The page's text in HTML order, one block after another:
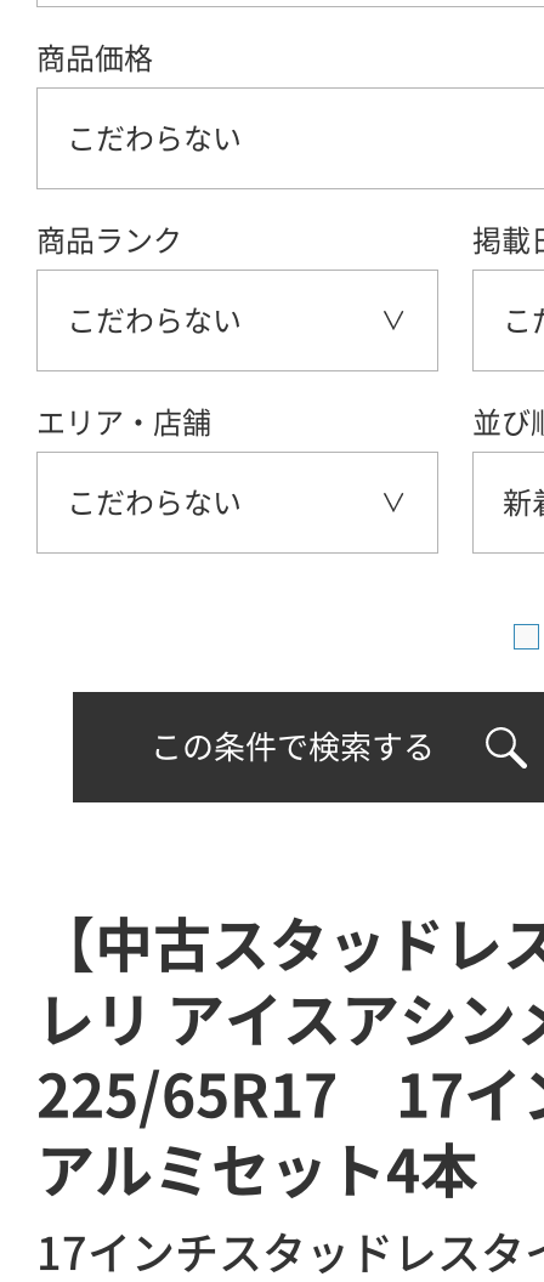
商品価格
こだわらない
商品ランク
こだわらない
掲載
こ
エリア・店舗
こだわらない
並び
新
この条件で検索する
【中古スタッドレ
レリ アイスアシン
225/65R17 17イ
アルミセット4本
17インチスタッドレスタ